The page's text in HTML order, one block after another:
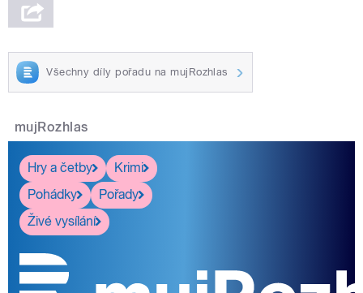
Všechny díly pořadu na mujRozhlas
mujRozhlas
Hry a četby
Krimi
Pohádky
Pořady
Živé vysílání